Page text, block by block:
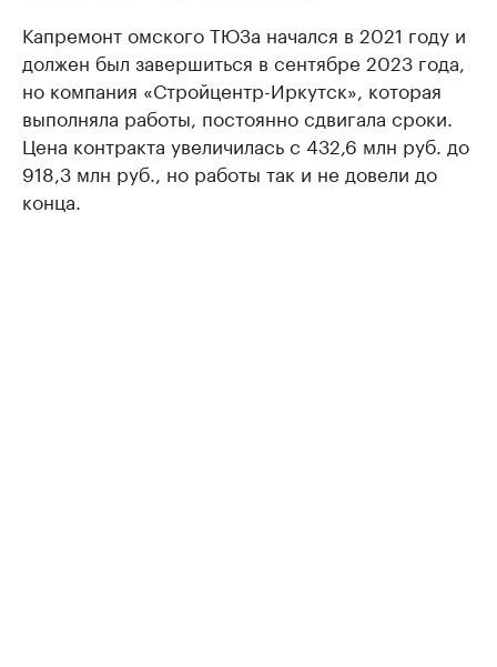
Капремонт омского ТЮЗа начался в 2021 году и
должен был завершиться в сентябре 2023 года,
но компания «Стройцентр-Иркутск», которая
выполняла работы, постоянно сдвигала сроки.
Цена контракта увеличилась с 432,6 млн руб. до
918,3 млн руб., но работы так и не довели до
конца.